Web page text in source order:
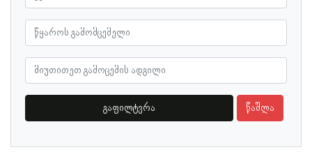
გაფილტვრა წაშლა